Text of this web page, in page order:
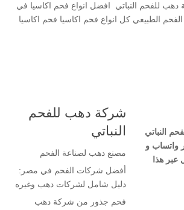
دهب للفحم النباتي افضل انواع فحم اكاسيا في
الطبيعي كل انواع فحم اكاسيا فحم اكاسيا
النباتي
واتساب و
عبر هذا
شركة دهب للفحم
النباتي
مصنع دهب لصناعة الفحم
أفضل شركات الفحم في مصر:
دليل شامل لشركات دهب وغيره
فحم جذور من شركة دهب